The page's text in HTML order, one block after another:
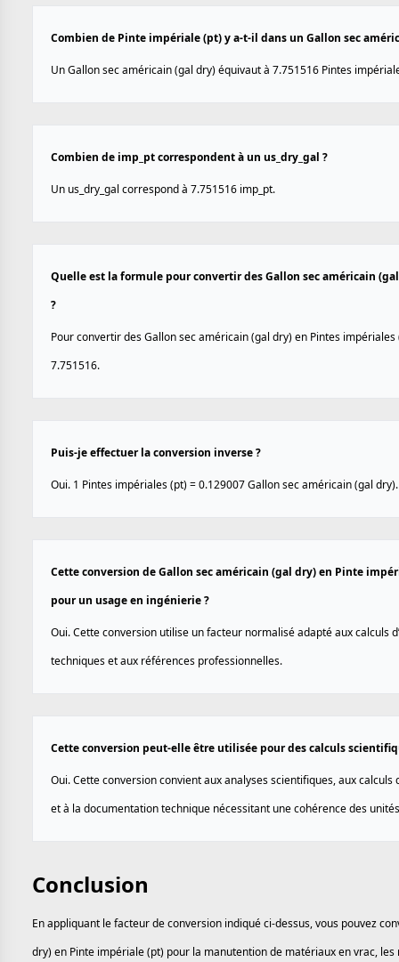
Combien de Pinte impériale (pt) y a-t-il dans un Gallon sec
Un Gallon sec américain (gal dry) équivaut à 7.751516 Pintes
Combien de imp_pt correspondent à un us_dry_gal ?
Un us_dry_gal correspond à 7.751516 imp_pt.
Quelle est la formule pour convertir des Gallon sec américain
?
Pour convertir des Gallon sec américain (gal dry) en Pintes
7.751516.
Puis-je effectuer la conversion inverse ?
Oui. 1 Pintes impériales (pt) = 0.129007 Gallon sec américain (gal dry).
Cette conversion de Gallon sec américain (gal dry) en Pinte
pour un usage en ingénierie ?
Oui. Cette conversion utilise un facteur normalisé adapté aux calculs
techniques et aux références professionnelles.
Cette conversion peut-elle être utilisée pour des calculs
Oui. Cette conversion convient aux analyses scientifiques, aux calculs
et à la documentation technique nécessitant une cohérence des
Conclusion
En appliquant le facteur de conversion indiqué ci-dessus, vous pouvez
dry) en Pinte impériale (pt) pour la manutention de matériaux en vrac,